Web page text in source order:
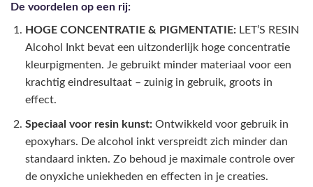
De voordelen op een rij:
HOGE CONCENTRATIE & PIGMENTATIE:LET’S RESIN
Alcohol Inkt bevat een uitzonderlijk hoge concentratie
kleurpigmenten. Je gebruikt minder materiaal voor een
krachtig eindresultaat – zuinig in gebruik, groots in
effect.
Speciaal voor resin kunst:Ontwikkeld voor gebruik in
epoxyhars. De alcohol inkt verspreidt zich minder dan
standaard inkten. Zo behoud je maximale controle over
de onyxiche uniekheden en effecten in je creaties.